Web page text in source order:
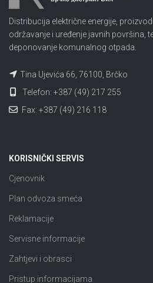
Distribucija električne energije,
održavanje i uređenje javnih površina,
deponovanje komunalnog otpada.
Tina Ujevića 66, 76100, Brčko
Telefon: +387 (49) 217 255
Fax: +387 (49) 216 118
KORISNIČKI SERVIS
Cjenovnik
Plan odvoza smeća
Reklamacije
Servisne informacije
Zahtjevi i obrasci
Pristup informacijama